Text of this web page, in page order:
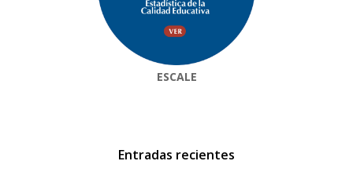
ESCALE
Entradas recientes